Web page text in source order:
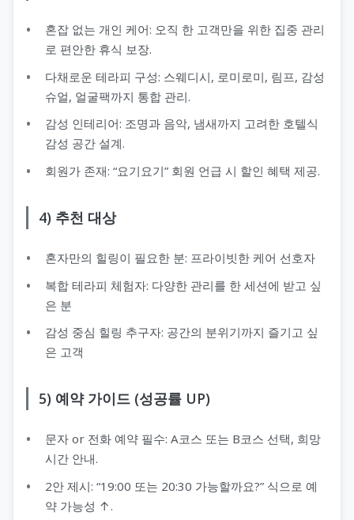
혼잡 없는 개인 케어: 오직 한 고객만을 위한 집중 관리
로 편안한 휴식 보장.
다채로운 테라피 구성: 스웨디시, 로미로미, 림프, 감성
슈얼, 얼굴팩까지 통합 관리.
감성 인테리어: 조명과 음악, 냄새까지 고려한 호텔식
감성 공간 설계.
회원가 존재: “요기요기” 회원 언급 시 할인 혜택 제공.
4) 추천 대상
혼자만의 힐링이 필요한 분: 프라이빗한 케어 선호자
복합 테라피 체험자: 다양한 관리를 한 세션에 받고 싶
은 분
감성 중심 힐링 추구자: 공간의 분위기까지 즐기고 싶
은 고객
5) 예약 가이드 (성공률 UP)
문자 or 전화 예약 필수: A코스 또는 B코스 선택, 희망
시간 안내.
2안 제시: “19:00 또는 20:30 가능할까요?” 식으로 예
약 가능성 ↑.